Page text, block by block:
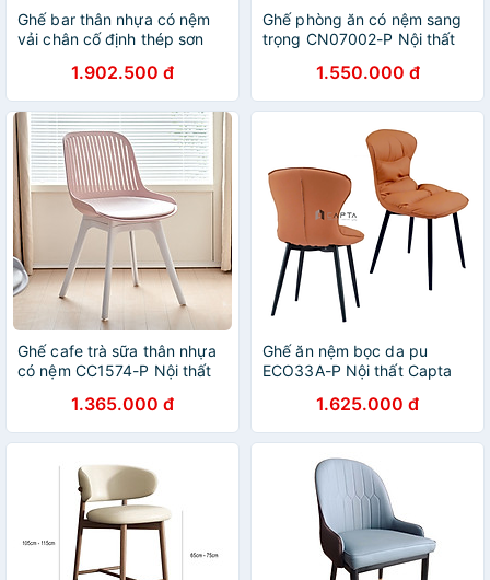
Ghế bar thân nhựa có nệm
vải chân cố định thép sơn
1.902.500 đ
Ghế phòng ăn có nệm sang
trọng CN07002-P Nội thất
1.550.000 đ
Ghế cafe trà sữa thân nhựa
có nệm CC1574-P Nội thất
da PVC vàng hồng xanh
nhạt và xám Dining Chair
HCM
1.365.000 đ
Ghế ăn nệm bọc da pu
ECO33A-P Nội thất Capta
da pu chân sắt sơn tĩnh điện
màu đen tại tp hcm
1.625.000 đ